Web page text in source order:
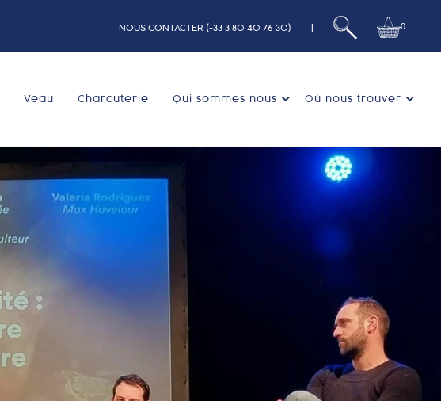
NOUS CONTACTER (+33 3 80 40 76 30) 0
Veau Charcuterie Qui sommes nous Où nous trouver